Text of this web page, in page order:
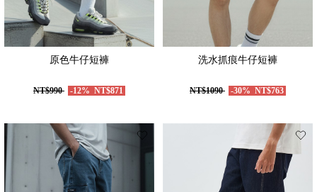
原色牛仔短褲
NT$990 -12% NT$871
洗水抓痕牛仔短褲
NT$1090 -30% NT$763